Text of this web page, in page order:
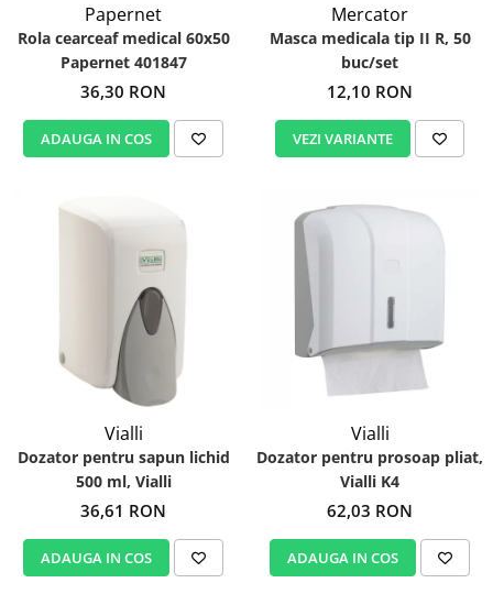
Papernet
Rola cearceaf medical 60x50
Papernet 401847
36,30 RON
ADAUGA IN COS
Mercator
Masca medicala tip II R, 50
buc/set
12,10 RON
VEZI VARIANTE
Vialli
Dozator pentru sapun lichid
500 ml, Vialli
36,61 RON
ADAUGA IN COS
Vialli
Dozator pentru prosoap pliat,
Vialli K4
62,03 RON
ADAUGA IN COS